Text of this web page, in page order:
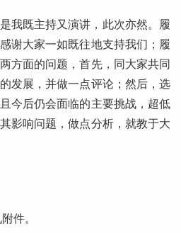
我既主持又演讲，此次亦然。履
谢大家一如既往地支持我们；履
方面的问题，首先，同大家共同
发展，并做一点评论；然后，选
今后仍会面临的主要挑战，超低
影响问题，做点分析，就教于大
件。